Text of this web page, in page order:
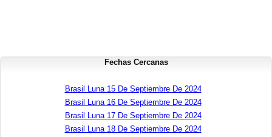
Fechas Cercanas
Brasil Luna 15 De Septiembre De 2024
Brasil Luna 16 De Septiembre De 2024
Brasil Luna 17 De Septiembre De 2024
Brasil Luna 18 De Septiembre De 2024